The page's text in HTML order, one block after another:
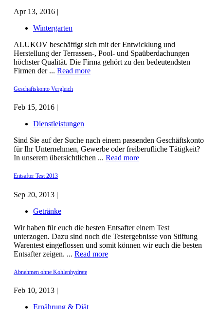
Apr 13, 2016 |
Wintergarten
ALUKOV beschäftigt sich mit der Entwicklung und
Herstellung der Terrassen-, Pool- und Spaüberdachungen
höchster Qualität. Die Firma gehört zu den bedeutendsten
Firmen der ... Read more
Geschäftskonto Vergleich
Feb 15, 2016 |
Dienstleistungen
Sind Sie auf der Suche nach einem passenden Geschäftskonto
für Ihr Unternehmen, Gewerbe oder freiberufliche Tätigkeit?
In unserem übersichtlichen ... Read more
Entsafter Test 2013
Sep 20, 2013 |
Getränke
Wir haben für euch die besten Entsafter einem Test
unterzogen. Dazu sind noch die Testergebnisse von Stiftung
Warentest eingeflossen und somit können wir euch die besten
Entsafter zeigen. ... Read more
Abnehmen ohne Kohlenhydrate
Feb 10, 2013 |
Ernährung & Diät